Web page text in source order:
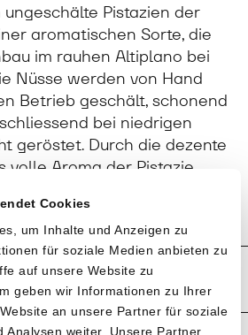
Cookies
um Inhalte und Anzeigen zu
für soziale Medien anbieten zu
auf unsere Website zu
geben wir Informationen zu Ihrer
an unsere Partner für soziale
Analysen weiter. Unsere Partner
Pistazien der
aromatischen Sorte, die
im rauhen Altiplano bei
Nüsse werden von Hand
Betrieb geschält, schonend
bei niedrigen
geröstet. Durch die dezente
volle Aroma der Pistazie
und Anbau